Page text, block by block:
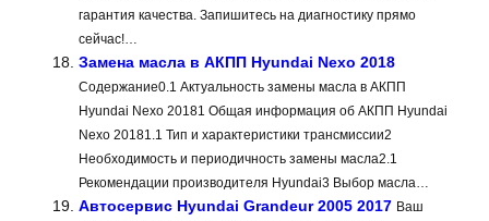
гарантия качества. Запишитесь на диагностику прямо
сейчас!…
Замена масла в АКПП Hyundai Nexo 2018
Содержание0.1 Актуальность замены масла в АКПП
Hyundai Nexo 20181 Общая информация об АКПП Hyundai
Nexo 20181.1 Тип и характеристики трансмиссии2
Необходимость и периодичность замены масла2.1
Рекомендации производителя Hyundai3 Выбор масла…
Автосервис Hyundai Grandeur 2005 2017 Ваш